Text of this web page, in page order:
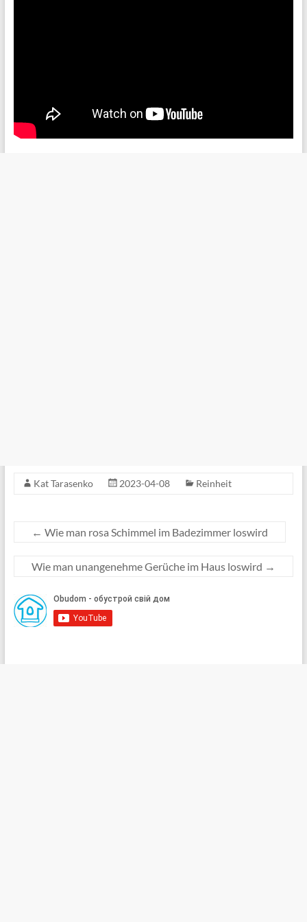
Kat Tarasenko 2023-04-08 Reinheit
← Wie man rosa Schimmel im Badezimmer loswird
Wie man unangenehme Gerüche im Haus loswird →